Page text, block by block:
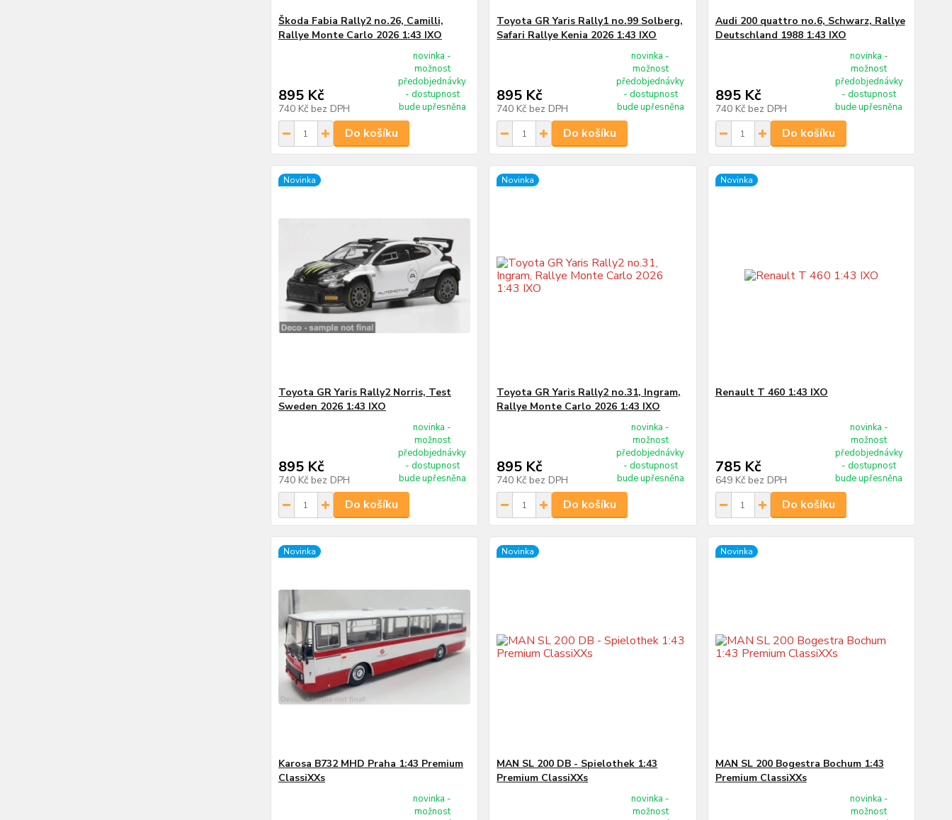
Škoda Fabia Rally2 no.26, Camilli,
Rallye Monte Carlo 2026 1:43 IXO
895 Kč
740 Kč bez DPH
novinka -
možnost
předobjednávky
- dostupnost
bude upřesněna
Do košíku
Toyota GR Yaris Rally1 no.99 Solberg,
Safari Rallye Kenia 2026 1:43 IXO
895 Kč
740 Kč bez DPH
novinka -
možnost
předobjednávky
- dostupnost
bude upřesněna
Do košíku
Audi 200 quattro no.6, Schwarz, Rallye
Deutschland 1988 1:43 IXO
895 Kč
740 Kč bez DPH
novinka -
možnost
předobjednávky
- dostupnost
bude upřesněna
Do košíku
Novinka
Toyota GR Yaris Rally2 Norris, Test
Sweden 2026 1:43 IXO
895 Kč
740 Kč bez DPH
novinka -
možnost
předobjednávky
- dostupnost
bude upřesněna
Do košíku
Novinka
Toyota GR Yaris Rally2 no.31, Ingram,
Rallye Monte Carlo 2026 1:43 IXO
895 Kč
740 Kč bez DPH
novinka -
možnost
předobjednávky
- dostupnost
bude upřesněna
Do košíku
Novinka
Renault T 460 1:43 IXO
785 Kč
649 Kč bez DPH
novinka -
možnost
předobjednávky
- dostupnost
bude upřesněna
Do košíku
Novinka
Karosa B732 MHD Praha 1:43 Premium
ClassiXXs
novinka -
možnost
Novinka
MAN SL 200 DB - Spielothek 1:43
Premium ClassiXXs
novinka -
možnost
Novinka
MAN SL 200 Bogestra Bochum 1:43
Premium ClassiXXs
novinka -
možnost